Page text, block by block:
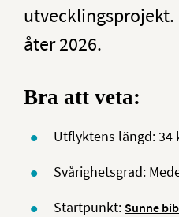
utvecklingsprojekt.
åter 2026.
Bra att veta:
Utflyktens längd:
Svårighetsgrad:
Startpunkt: Sunne